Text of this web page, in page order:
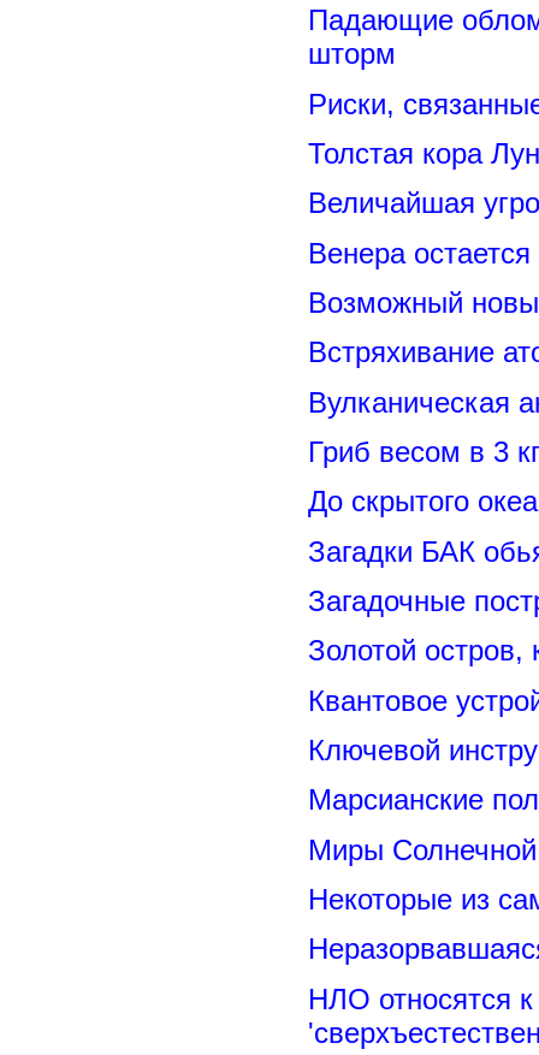
Падающие
шторм
Риски,
Толстая кора
Величайшая
Венера
Возможный
Встряхивание
Вулканическая
Гриб весом в 3
До скрытого
Загадки БАК
Загадочные
Золотой остров,
Квантовое
Ключевой
Марсианские
Миры
Некоторые из
НЛО относятся к